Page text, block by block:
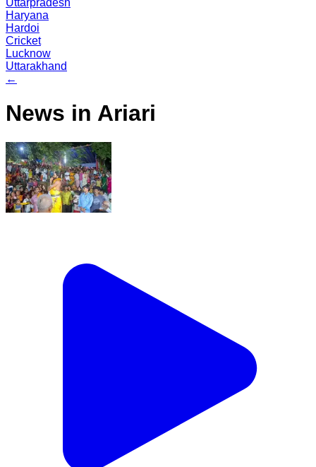
Uttarpradesh
Haryana
Hardoi
Cricket
Lucknow
Uttarakhand
←
News in Ariari